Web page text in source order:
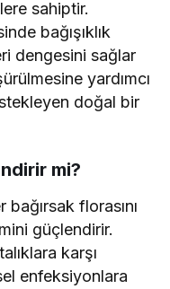
sahiptir.
bağışıklık
dengesini sağlar
yardımcı
doğal bir
mi?
florasını
güçlendirir.
karşı
enfeksiyonlara